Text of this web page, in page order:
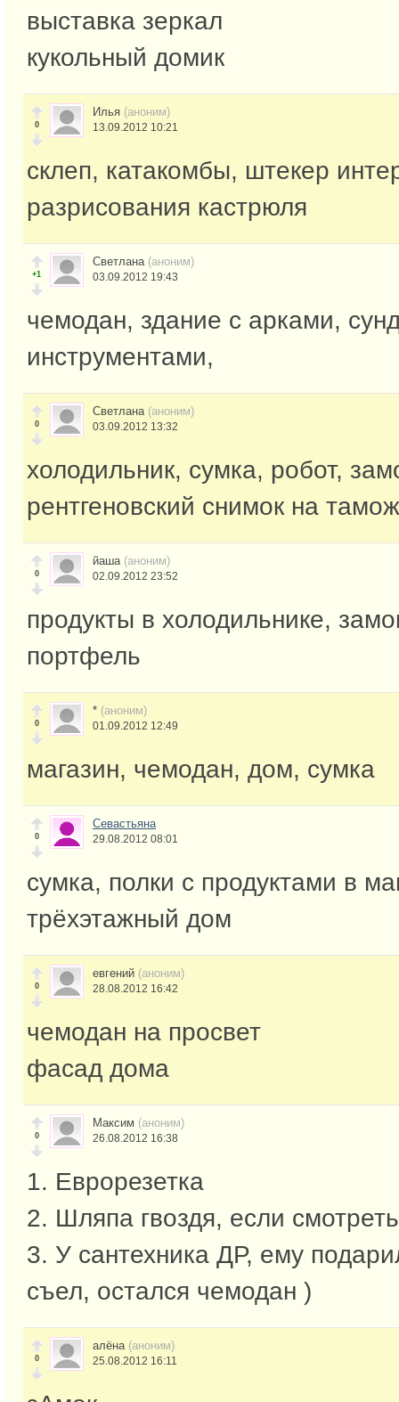
выставка зеркал
кукольный домик
0
Илья (аноним)
13.09.2012 10:21
склеп, катакомбы, штекер
разрисования кастрюля
+1
Светлана (аноним)
03.09.2012 19:43
чемодан, здание с арками,
инструментами,
0
Светлана (аноним)
03.09.2012 13:32
холодильник, сумка, робот,
рентгеновский снимок на
0
йаша (аноним)
02.09.2012 23:52
продукты в холодильнике,
портфель
0
* (аноним)
01.09.2012 12:49
магазин, чемодан, дом, сумка
0
Севастьяна
29.08.2012 08:01
сумка, полки с продуктами в
трёхэтажный дом
0
евгений (аноним)
28.08.2012 16:42
чемодан на просвет
фасад дома
0
Максим (аноним)
26.08.2012 16:38
1. Еврорезетка
2. Шляпа гвоздя, если
3. У сантехника ДР, ему
съел, остался чемодан )
0
алёна (аноним)
25.08.2012 16:11